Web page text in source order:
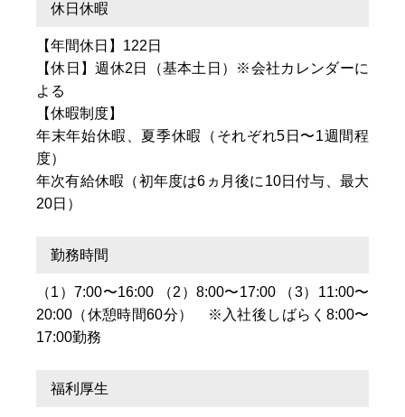
休日休暇
【年間休日】122日
【休日】週休2日（基本土日）※会社カレンダーに
よる
【休暇制度】
年末年始休暇、夏季休暇（それぞれ5日〜1週間程
度）
年次有給休暇（初年度は6ヵ月後に10日付与、最大
20日）
勤務時間
（1）7:00〜16:00 （2）8:00〜17:00 （3）11:00〜
20:00（休憩時間60分） ※入社後しばらく8:00〜
17:00勤務
福利厚生